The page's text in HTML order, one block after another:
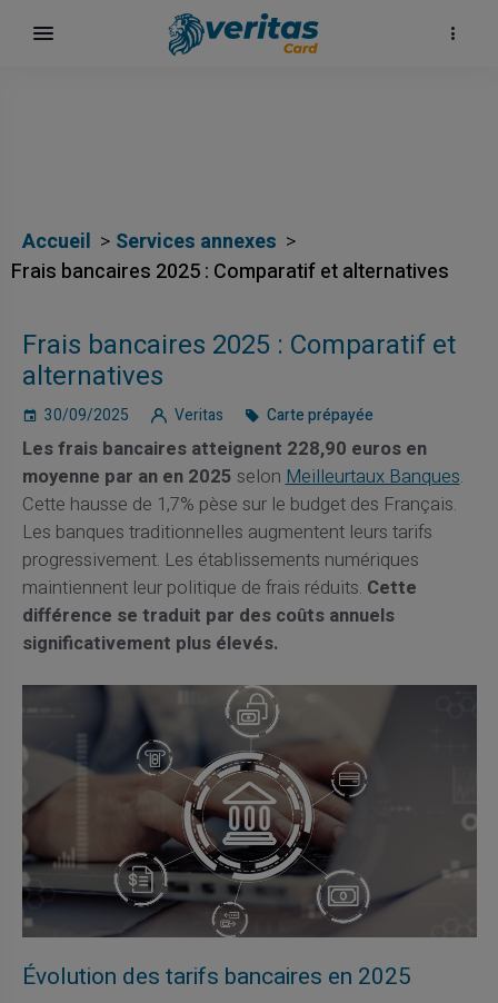
Accueil
Services annexes
Frais bancaires 2025 : Comparatif et alternatives
Frais bancaires 2025 : Comparatif et
alternatives
30/09/2025 Veritas Carte prépayée
Les frais bancaires atteignent 228,90 euros en
moyenne par an en 2025 selonMeilleurtaux Banques.
Cette hausse de 1,7% pèse sur le budget des Français.
Les banques traditionnelles augmentent leurs tarifs
progressivement. Les établissements numériques
maintiennent leur politique de frais réduits. Cette
différence se traduit par des coûts annuels
significativement plus élevés.
Évolution des tarifs bancaires en 2025